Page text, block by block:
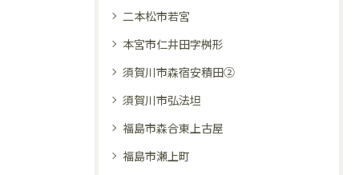
二本松市若宮
本宮市仁井田字桝形
須賀川市森宿安積田②
須賀川市弘法坦
福島市森合東上古屋
福島市瀬上町